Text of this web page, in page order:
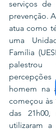
serviços
prevenção.
atua como
uma
Família
homem na
começou às
das
utilizaram